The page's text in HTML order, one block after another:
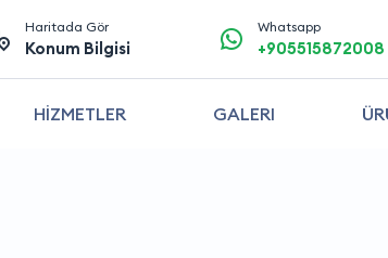
Haritada Gör
Konum Bilgisi
Whatsapp
+905515872008
HİZMETLER GALERI